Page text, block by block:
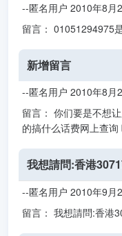
--匿名用户 2010年8月
留言： 01051294975
新增留言
--匿名用户 2010年8月
留言： 你们要是不想
的搞什么话费网上查
我想請問:香港
--匿名用户 2010年9月
留言： 我想請問:香港